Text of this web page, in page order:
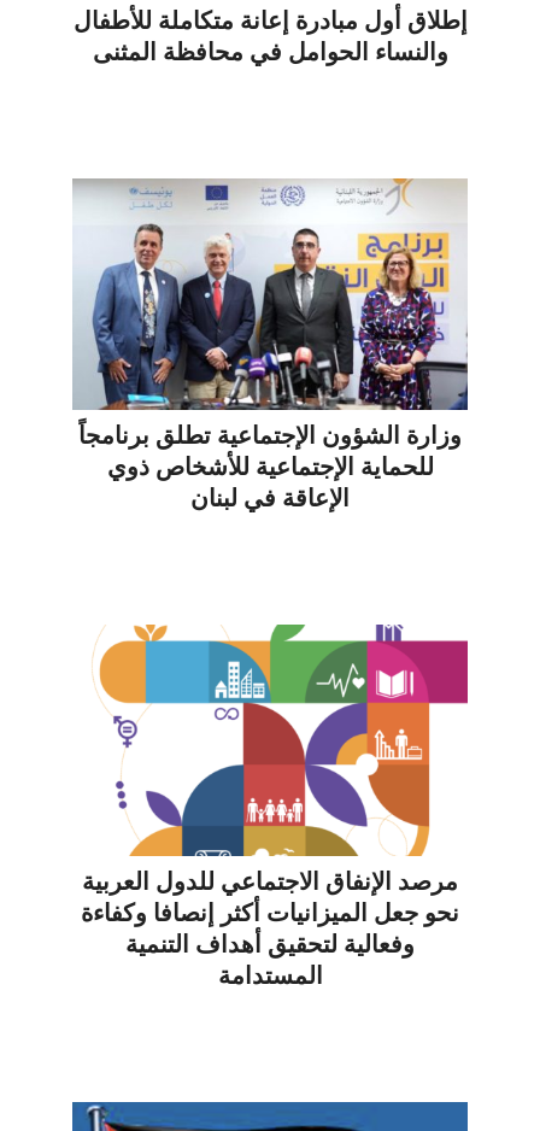
إطلاق أول مبادرة إعانة متكاملة للأطفال
والنساء الحوامل في محافظة المثنى
وزارة الشؤون الإجتماعية تطلق برنامجاً
للحماية الإجتماعية للأشخاص ذوي
الإعاقة في لبنان
مرصد الإنفاق الاجتماعي للدول العربية
نحو جعل الميزانيات أكثر إنصافا وكفاءة
وفعالية لتحقيق أهداف التنمية
المستدامة